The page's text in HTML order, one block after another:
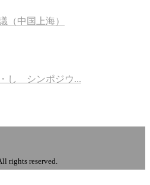
（中国上海）
し シンポジウ...
rights reserved.